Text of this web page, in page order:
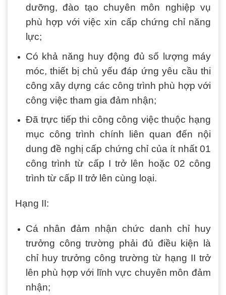
dưỡng, đào tạo chuyên môn nghiệp vụ
phù hợp với việc xin cấp chứng chỉ năng
lực;
Có khả năng huy động đủ số lượng máy
móc, thiết bị chủ yếu đáp ứng yêu cầu thi
công xây dựng các công trình phù hợp với
công việc tham gia đảm nhận;
Đã trực tiếp thi công công việc thuộc hạng
mục công trình chính liên quan đến nội
dung đề nghị cấp chứng chỉ của ít nhất 01
công trình từ cấp I trở lên hoặc 02 công
trình từ cấp II trở lên cùng loại.
Hạng II:
Cá nhân đảm nhận chức danh chỉ huy
trưởng công trường phải đủ điều kiện là
chỉ huy trưởng công trường từ hạng II trở
lên phù hợp với lĩnh vực chuyên môn đảm
nhận;